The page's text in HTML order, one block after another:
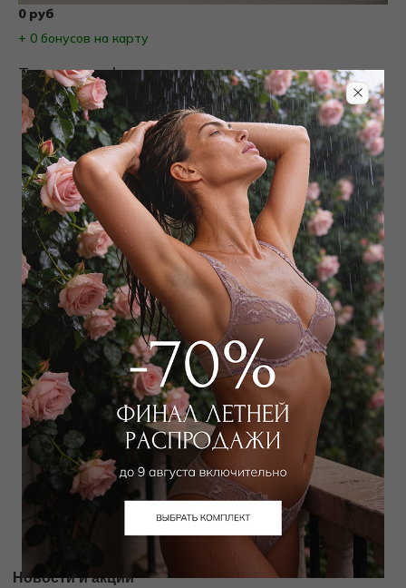
0 руб
+ 0 бонусов на карту
Товары на фото
Трусы стринг
1 844 руб
Бюстгальтер
классический push-up
4 057 руб
Добавить в избранное
Новости и акции